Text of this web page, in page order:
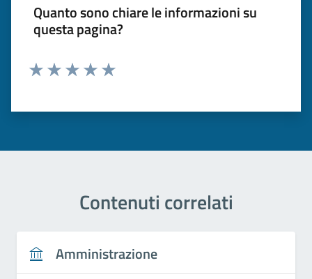
Quanto sono chiare le informazioni su
questa pagina?
Contenuti correlati
Amministrazione